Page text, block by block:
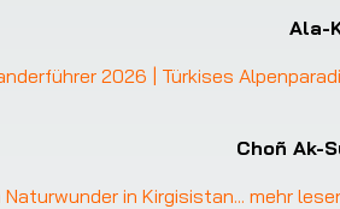
Ala-
2026 | Türkises
Choñ Ak-
in Kirgisistan... mehr